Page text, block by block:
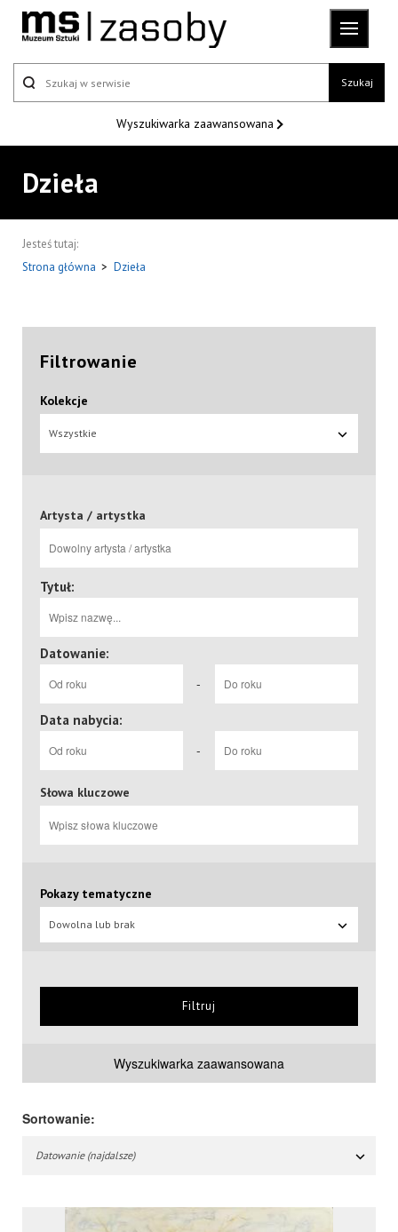
Szukaj
Wyszukiwarka zaawansowana
Dzieła
Jesteś tutaj:
Strona główna > Dzieła
Filtrowanie
Kolekcje
Wszystkie
Artysta / artystka
Tytuł:
Datowanie:
-
Data nabycia:
-
Słowa kluczowe
Pokazy tematyczne
Dowolna lub brak
Filtruj
Wyszukiwarka zaawansowana
Sortowanie:
Datowanie (najdalsze)